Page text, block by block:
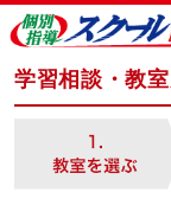
学習相談・教